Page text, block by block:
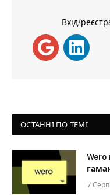
Вхід/
ОСТАННІ ПО ТЕМІ
Wero
7